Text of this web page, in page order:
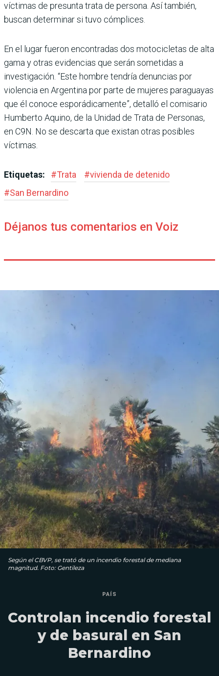
víctimas de presunta trata de persona. Así también,
buscan determi­nar si tuvo cómplices.
En el lugar fueron encontra­das dos motocicletas de alta
gama y otras evidencias que serán sometidas a
investiga­ción. “Este hombre tendría denuncias por
violencia en Argentina por parte de muje­res paraguayas
que él conoce esporádicamente”, detalló el comisario
Humberto Aquino, de la Unidad de Trata de Per­sonas,
en C9N. No se descarta que existan otras posibles
víctimas.
Etiquetas: #Trata #vivienda de detenido
#San Bernardino
Déjanos tus comentarios en Voiz
Según el CBVP, se trató de un incendio forestal de mediana
magnitud. Foto: Gentileza
PAÍS
Controlan incendio forestal
y de basural en San
Bernardino